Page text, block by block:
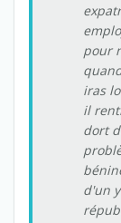
pour
iras
il
dort
d'un